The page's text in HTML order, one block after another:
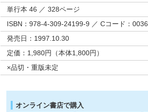
単行本 46 ／ 328ページ
ISBN：978-4-309-24199-9 ／ Cコード：0036
発売日：1997.10.30
定価：1,980円（本体1,800円）
×品切・重版未定
オンライン書店で購入